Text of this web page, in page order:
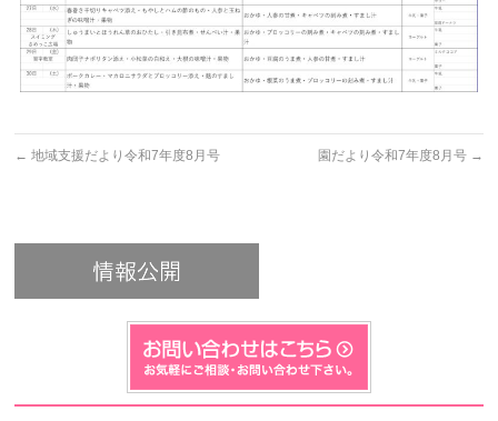
← 地域支援だより令和7年度8月号 園だより令和7年度8月号 →